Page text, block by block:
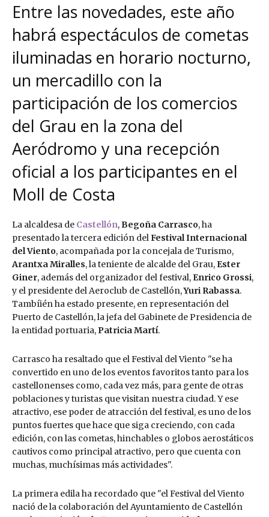
Entre las novedades, este año
habrá espectáculos de cometas
iluminadas en horario nocturno,
un mercadillo con la
participación de los comercios
del Grau en la zona del
Aeródromo y una recepción
oficial a los participantes en el
Moll de Costa
La alcaldesa de Castellón,Begoña Carrasco, ha
presentado la tercera edición delFestival Internacional
del Viento, acompañada por la concejala de Turismo,
Arantxa Miralles, la teniente de alcalde del Grau, Ester
Giner, además del organizador del festival, Enrico Grossi,
y el presidente del Aeroclub de Castellón,Yuri Rabassa.
Tambíién ha estado presente, en representación del
Puerto de Castellón, la jefa del Gabinete de Presidencia de
la entidad portuaria, Patricia Martí.
Carrasco ha resaltado que el Festival del Viento "se ha
convertido en uno de los eventos favoritos tanto para los
castellonenses como, cada vez más, para gente de otras
poblaciones y turistas que visitan nuestra ciudad. Y ese
atractivo, ese poder de atracción del festival, es uno de los
puntos fuertes que hace que siga creciendo, con cada
edición, con las cometas, hinchables o globos aerostáticos
cautivos como principal atractivo, pero que cuenta con
muchas, muchísimas más actividades".
La primera edila ha recordado que "el Festival del Viento
nació de la colaboración del Ayuntamiento de Castellón